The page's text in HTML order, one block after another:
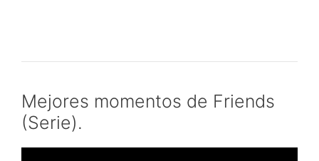
Mejores momentos de Friends
(Serie).